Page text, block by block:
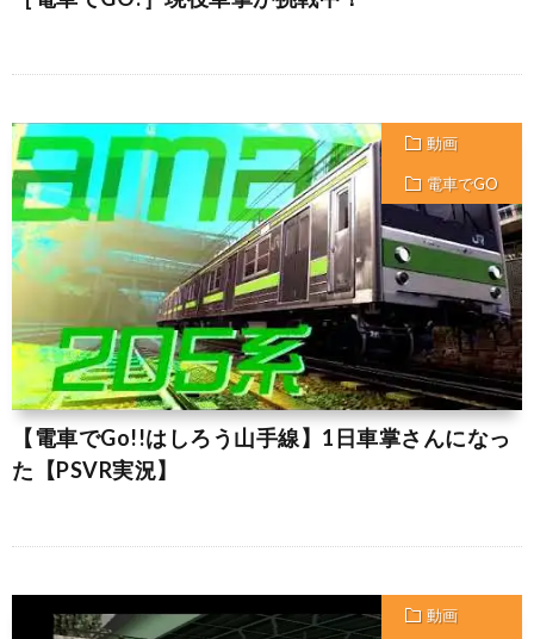
動画
電車でGO
【電車でGo!!はしろう山手線】1日車掌さんになっ
た【PSVR実況】
動画